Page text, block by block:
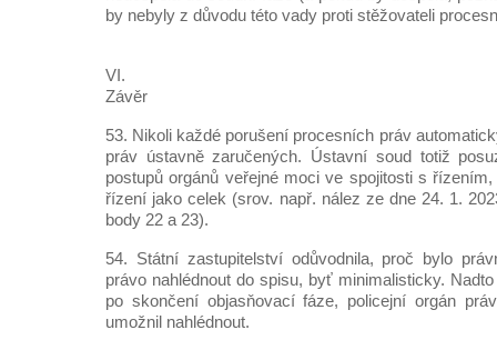
by nebyly z důvodu této vady proti stěžovateli
VI.
Závěr
53. Nikoli každé porušení procesních práv
práv ústavně zaručených. Ústavní soud totiž
postupů orgánů veřejné moci ve spojitosti s
řízení jako celek (srov. např. nález ze dne 24. 1.
body 22 a 23).
54. Státní zastupitelství odůvodnila, proč bylo
právo nahlédnout do spisu, byť minimalisticky.
po skončení objasňovací fáze, policejní orgán
umožnil nahlédnout.